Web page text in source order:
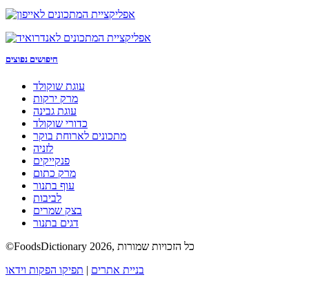
חיפושים נפוצים
עוגת שוקולד
מרק ירקות
עוגת גבינה
כדורי שוקולד
מתכונים לארוחת בוקר
לזניה
פנקייקים
מרק כתום
עוף בתנור
לביבות
בצק שמרים
דגים בתנור
©FoodsDictionary 2026, כל הזכויות שמורות
בניית אתרים | תפיקו הפקות וידאו